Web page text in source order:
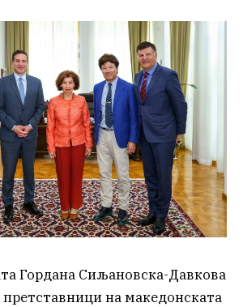
Гордана Сиљановска-Давкова
на македонската